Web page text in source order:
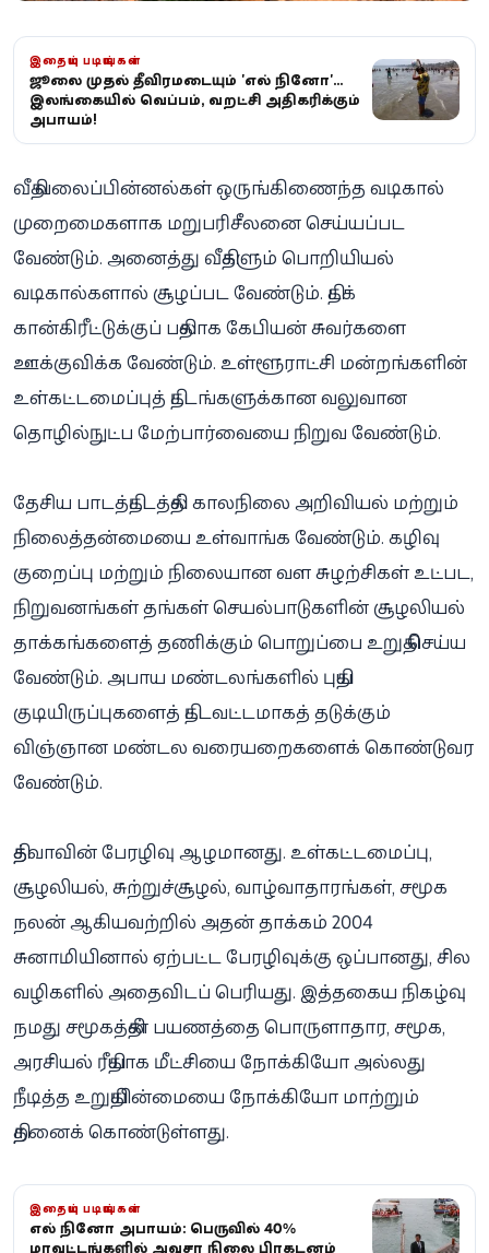
இதையும் படியுங்கள்
ஜூலை முதல் தீவிரமடையும் 'எல் நினோ'...
இலங்கையில் வெப்பம், வறட்சி அதிகரிக்கும்
அபாயம்!
வீதி வலைப்பின்னல்கள் ஒருங்கிணைந்த வடிகால்
முறைமைகளாக மறுபரிசீலனை செய்யப்பட
வேண்டும். அனைத்து வீதிகளும் பொறியியல்
வடிகால்களால் சூழப்பட வேண்டும். திடக்
கான்கிரீட்டுக்குப் பதிலாக கேபியன் சுவர்களை
ஊக்குவிக்க வேண்டும். உள்ளூராட்சி மன்றங்களின்
உள்கட்டமைப்புத் திட்டங்களுக்கான வலுவான
தொழில்நுட்ப மேற்பார்வையை நிறுவ வேண்டும்.
தேசிய பாடத்திட்டத்தில் காலநிலை அறிவியல் மற்றும்
நிலைத்தன்மையை உள்வாங்க வேண்டும். கழிவு
குறைப்பு மற்றும் நிலையான வள சுழற்சிகள் உட்பட,
நிறுவனங்கள் தங்கள் செயல்பாடுகளின் சூழலியல்
தாக்கங்களைத் தணிக்கும் பொறுப்பை உறுதி செய்ய
வேண்டும். அபாய மண்டலங்களில் புதிய
குடியிருப்புகளைத் திட்டவட்டமாகத் தடுக்கும்
விஞ்ஞான மண்டல வரையறைகளைக் கொண்டுவர
வேண்டும்.
தித்வாவின் பேரழிவு ஆழமானது. உள்கட்டமைப்பு,
சூழலியல், சுற்றுச்சூழல், வாழ்வாதாரங்கள், சமூக
நலன் ஆகியவற்றில் அதன் தாக்கம் 2004
சுனாமியினால் ஏற்பட்ட பேரழிவுக்கு ஒப்பானது, சில
வழிகளில் அதைவிடப் பெரியது. இத்தகைய நிகழ்வு
நமது சமூகத்தின் பயணத்தை பொருளாதார, சமூக,
அரசியல் ரீதியாக மீட்சியை நோக்கியோ அல்லது
நீடித்த உறுதியின்மையை நோக்கியோ மாற்றும்
திறனைக் கொண்டுள்ளது.
இதையும் படியுங்கள்
எல் நினோ அபாயம்: பெருவில் 40%
மாவட்டங்களில் அவசர நிலை பிரகடனம்